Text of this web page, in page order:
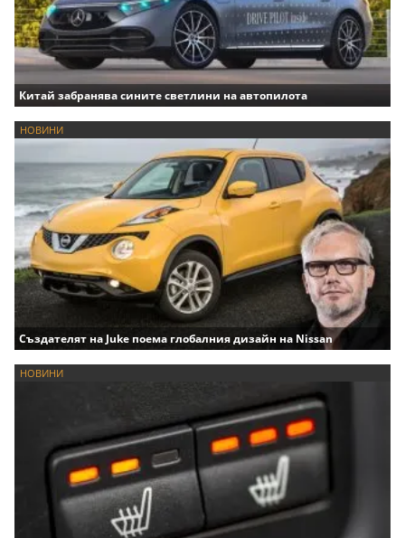
Китай забранява сините светлини на автопилота
НОВИНИ
Създателят на Juke поема глобалния дизайн на Nissan
НОВИНИ